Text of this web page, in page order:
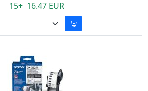
15+ 16.47 EUR